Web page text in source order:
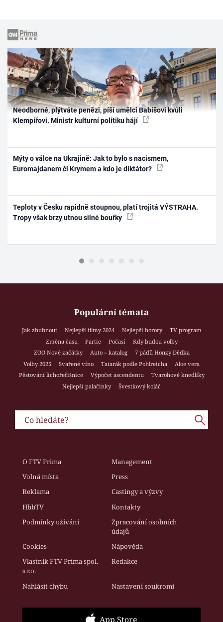
Neodborné, plýtváte penězi, píší umělci Babišovi kvůli
Klempířovi. Ministr kulturní politiku hájí
Mýty o válce na Ukrajině: Jak to bylo s nacismem,
Euromajdanem či Krymem a kdo je diktátor?
Teploty v Česku rapidně stoupnou, platí trojitá VÝSTRAHA.
Tropy však brzy utnou silné bouřky
Populární témata
Jak zhubnout Nejlepší filmy 2024 Nejlepší horory
TV program
Změna času
Partie Počasí
Kdy budou volby
ZOO Nové začátky
Auto – katalog
7 pádů Honzy Dědka
Volby 2025
Svařené víno Tatarák podle Pohlreicha
Aloe vera
Pěstování lichořeřišnice
Výpočet ascendentu
Tvarohové knedlíky
Nejlepší palačinky
Švestkový koláč
O FTV Prima
Management
Volná místa
Press
Reklama
Castingy a výzvy
HbbTV
Kontakty
Podmínky užívání
Zpracování osobních
údajů
Cookies
Nápověda
Vlastník FTV Prima spol.
s r.o.
Redakce
Nahlásit chybu Nastavení soukromí
App Store